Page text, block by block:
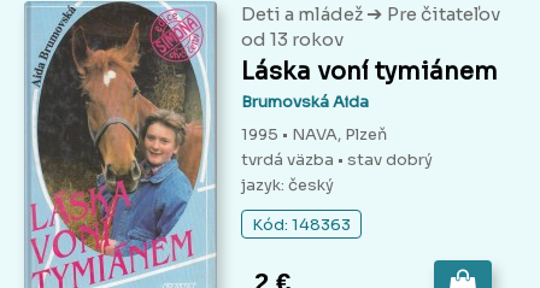
Deti a mládež ➔ Pre čitateľov
od 13 rokov
Láska voní tymiánem
Brumovská Aida
1995 • NAVA, Plzeň
tvrdá väzba • stav dobrý
jazyk: český
Kód: 148363